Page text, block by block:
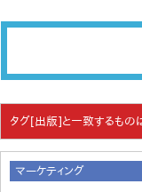
タグ[出版]と一致するもの
マーケティング